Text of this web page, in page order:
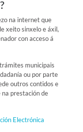
na internet que
xeito sinxelo e áxil,
con acceso á
municipais
ou por parte
outros contidos e
na prestación de
Electrónica